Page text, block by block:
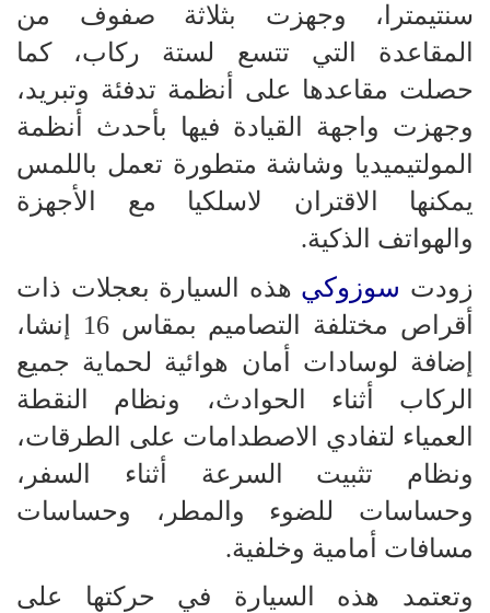
سنتيمترا، وجهزت بثلاثة صفوف من
المقاعدة التي تتسع لستة ركاب، كما
حصلت مقاعدها على أنظمة تدفئة وتبريد،
وجهزت واجهة القيادة فيها بأحدث أنظمة
المولتيميديا وشاشة متطورة تعمل باللمس
يمكنها الاقتران لاسلكيا مع الأجهزة
والهواتف الذكية.
زودت سوزوكي هذه السيارة بعجلات ذات
أقراص مختلفة التصاميم بمقاس 16 إنشا،
إضافة لوسادات أمان هوائية لحماية جميع
الركاب أثناء الحوادث، ونظام النقطة
العمياء لتفادي الاصطدامات على الطرقات،
ونظام تثبيت السرعة أثناء السفر،
وحساسات للضوء والمطر، وحساسات
مسافات أمامية وخلفية.
وتعتمد هذه السيارة في حركتها على